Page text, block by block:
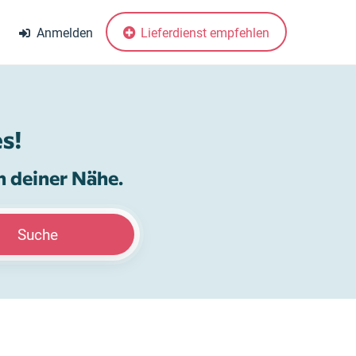
Anmelden Lieferdienst empfehlen
deiner Nähe.
Suche